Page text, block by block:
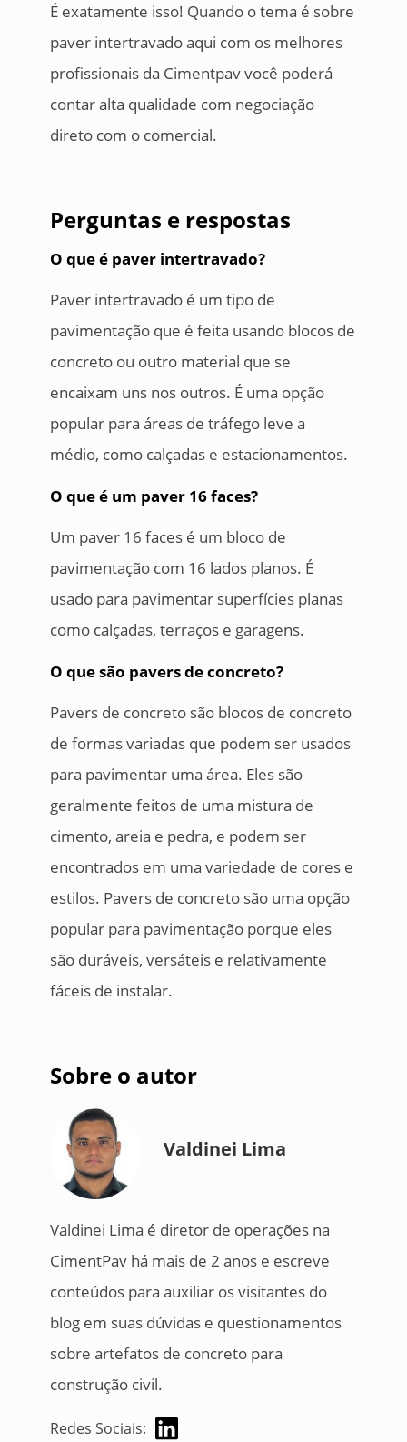
É exatamente isso! Quando o tema é sobre
paver intertravado aqui com os melhores
profissionais da Cimentpav você poderá
contar alta qualidade com negociação
direto com o comercial.
Perguntas e respostas
O que é paver intertravado?
Paver intertravado é um tipo de
pavimentação que é feita usando blocos de
concreto ou outro material que se
encaixam uns nos outros. É uma opção
popular para áreas de tráfego leve a
médio, como calçadas e estacionamentos.
O que é um paver 16 faces?
Um paver 16 faces é um bloco de
pavimentação com 16 lados planos. É
usado para pavimentar superfícies planas
como calçadas, terraços e garagens.
O que são pavers de concreto?
Pavers de concreto são blocos de concreto
de formas variadas que podem ser usados
para pavimentar uma área. Eles são
geralmente feitos de uma mistura de
cimento, areia e pedra, e podem ser
encontrados em uma variedade de cores e
estilos. Pavers de concreto são uma opção
popular para pavimentação porque eles
são duráveis, versáteis e relativamente
fáceis de instalar.
Sobre o autor
Valdinei Lima
Valdinei Lima é diretor de operações na
CimentPav há mais de 2 anos e escreve
conteúdos para auxiliar os visitantes do
blog em suas dúvidas e questionamentos
sobre artefatos de concreto para
construção civil.
Redes Sociais: